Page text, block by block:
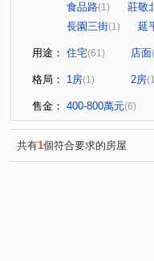
食品路(1) 莊敬
長園三街(1) 延
用途： 住宅(61) 店面
格局： 1房(1) 2房
售金： 400-800萬元(6)
共有1個符合要求的房屋